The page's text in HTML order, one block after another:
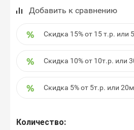
Добавить к сравнению
Скидка 15% от 15 т.р. или
Скидка 10% от 10т.р. или
Скидка 5% от 5т.р. или 20м
Количество: